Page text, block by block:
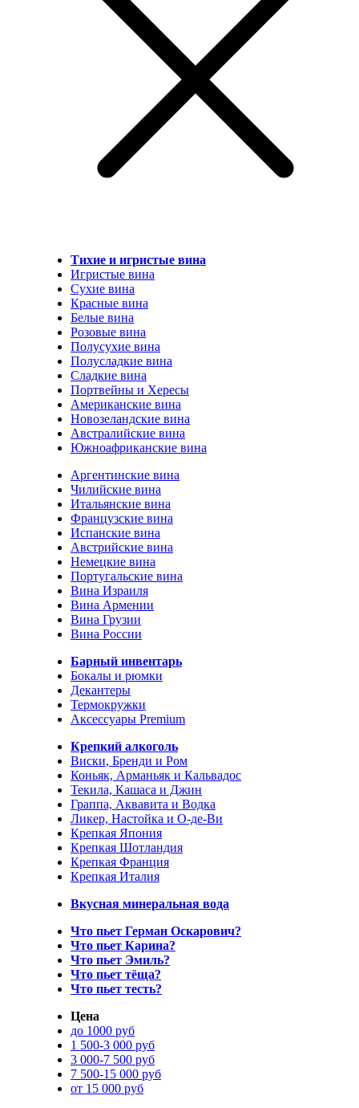
Тихие и игристые вина
Игристые вина
Сухие вина
Красные вина
Белые вина
Розовые вина
Полусухие вина
Полусладкие вина
Сладкие вина
Портвейны и Хересы
Американские вина
Новозеландские вина
Австралийские вина
Южноафриканские вина
Аргентинские вина
Чилийские вина
Итальянские вина
Французские вина
Испанские вина
Австрийские вина
Немецкие вина
Португальские вина
Вина Израиля
Вина Армении
Вина Грузии
Вина России
Барный инвентарь
Бокалы и рюмки
Декантеры
Термокружки
Аксессуары Premium
Крепкий алкоголь
Виски, Бренди и Ром
Коньяк, Арманьяк и Кальвадос
Текила, Кашаса и Джин
Граппа, Аквавита и Водка
Ликер, Настойка и О-де-Ви
Крепкая Япония
Крепкая Шотландия
Крепкая Франция
Крепкая Италия
Вкусная минеральная вода
Что пьет Герман Оскарович?
Что пьет Карина?
Что пьет Эмиль?
Что пьет тёща?
Что пьет тесть?
Цена
до 1000 руб
1 500-3 000 руб
3 000-7 500 руб
7 500-15 000 руб
от 15 000 руб